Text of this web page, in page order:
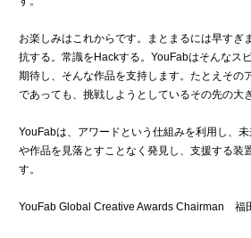
お楽しみはこれからです。まとまるには早すぎ
抗する。常識をHackする。YouFabはそんなス
期待し、そんな作品を支持します。たとえその
であっても、挑戦しようとしているその先の大
YouFabは、アワードという仕組みを利用し、
や作品を見落とすことなく発見し、支援する装
す。
YouFab Global Creative Awards Chairman 福